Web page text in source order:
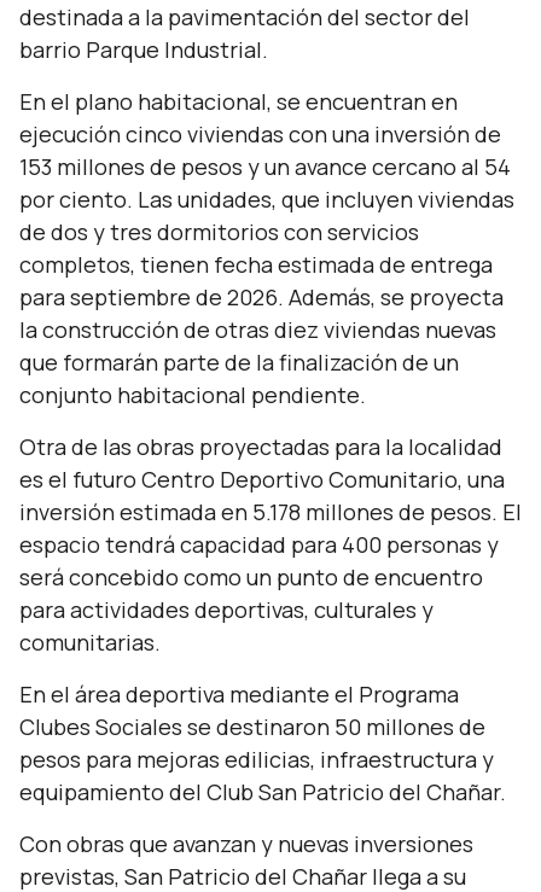
destinada a la pavimentación del sector del
barrio Parque Industrial.
En el plano habitacional, se encuentran en
ejecución cinco viviendas con una inversión de
153 millones de pesos y un avance cercano al 54
por ciento. Las unidades, que incluyen viviendas
de dos y tres dormitorios con servicios
completos, tienen fecha estimada de entrega
para septiembre de 2026. Además, se proyecta
la construcción de otras diez viviendas nuevas
que formarán parte de la finalización de un
conjunto habitacional pendiente.
Otra de las obras proyectadas para la localidad
es el futuro Centro Deportivo Comunitario, una
inversión estimada en 5.178 millones de pesos. El
espacio tendrá capacidad para 400 personas y
será concebido como un punto de encuentro
para actividades deportivas, culturales y
comunitarias.
En el área deportiva mediante el Programa
Clubes Sociales se destinaron 50 millones de
pesos para mejoras edilicias, infraestructura y
equipamiento del Club San Patricio del Chañar.
Con obras que avanzan y nuevas inversiones
previstas, San Patricio del Chañar llega a su